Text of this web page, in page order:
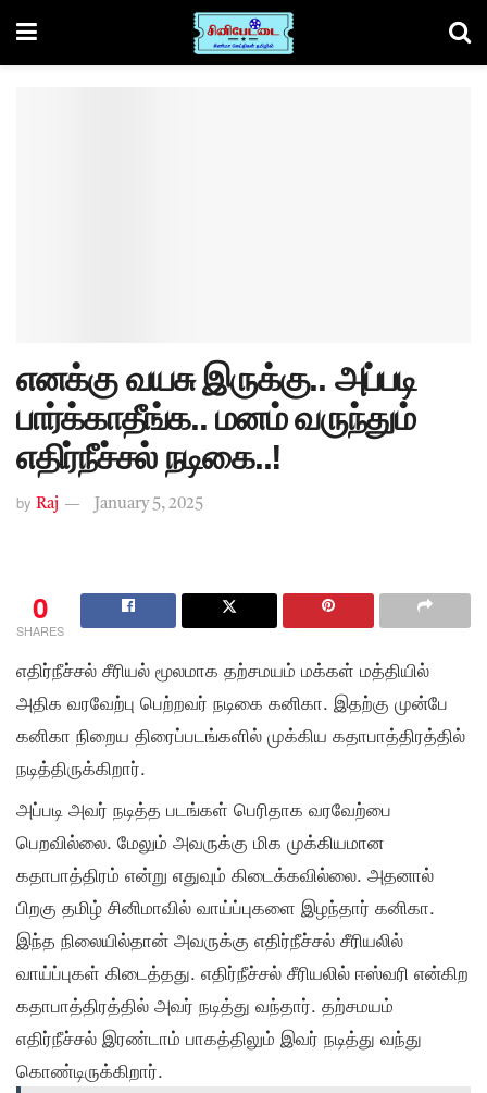
எனக்கு வயசு இருக்கு.. அப்படி
பார்க்காதீங்க.. மனம் வருந்தும்
எதிர்நீச்சல் நடிகை..!
by Raj January 5, 2025
0
SHARES
எதிர்நீச்சல் சீரியல் மூலமாக தற்சமயம் மக்கள் மத்தியில்
அதிக வரவேற்பு பெற்றவர் நடிகை கனிகா. இதற்கு முன்பே
கனிகா நிறைய திரைப்படங்களில் முக்கிய கதாபாத்திரத்தில்
நடித்திருக்கிறார்.
அப்படி அவர் நடித்த படங்கள் பெரிதாக வரவேற்பை
பெறவில்லை. மேலும் அவருக்கு மிக முக்கியமான
கதாபாத்திரம் என்று எதுவும் கிடைக்கவில்லை. அதனால்
பிறகு தமிழ் சினிமாவில் வாய்ப்புகளை இழந்தார் கனிகா.
இந்த நிலையில்தான் அவருக்கு எதிர்நீச்சல் சீரியலில்
வாய்ப்புகள் கிடைத்தது. எதிர்நீச்சல் சீரியலில் ஈஸ்வரி என்கிற
கதாபாத்திரத்தில் அவர் நடித்து வந்தார். தற்சமயம்
எதிர்நீச்சல் இரண்டாம் பாகத்திலும் இவர் நடித்து வந்து
கொண்டிருக்கிறார்.